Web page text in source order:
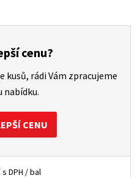
cenu?
kusů, rádi Vám zpracujeme
nabídku.
CENU
s DPH / bal